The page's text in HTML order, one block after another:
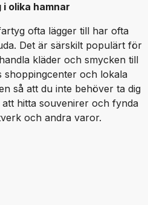
i olika hamnar
ofta lägger till har ofta
Det är särskilt populärt för
kläder och smycken till
shoppingcenter och lokala
så att du inte behöver ta dig
hitta souvenirer och fynda
och andra varor.